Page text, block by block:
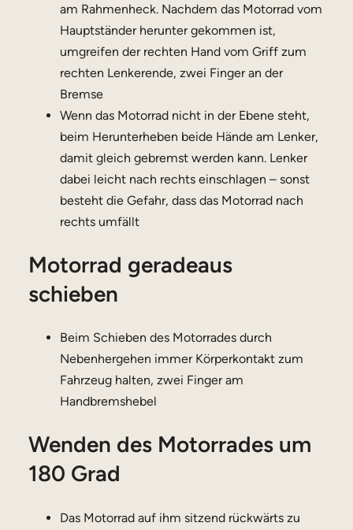
am Rahmenheck. Nachdem das Motorrad vom
Hauptständer herunter gekommen ist,
umgreifen der rechten Hand vom Griff zum
rechten Lenkerende, zwei Finger an der
Bremse
Wenn das Motorrad nicht in der Ebene steht,
beim Herunterheben beide Hände am Lenker,
damit gleich gebremst werden kann. Lenker
dabei leicht nach rechts einschlagen – sonst
besteht die Gefahr, dass das Motorrad nach
rechts umfällt
Motorrad geradeaus
schieben
Beim Schieben des Motorrades durch
Nebenhergehen immer Körperkontakt zum
Fahrzeug halten, zwei Finger am
Handbremshebel
Wenden des Motorrades um
180 Grad
Das Motorrad auf ihm sitzend rückwärts zu